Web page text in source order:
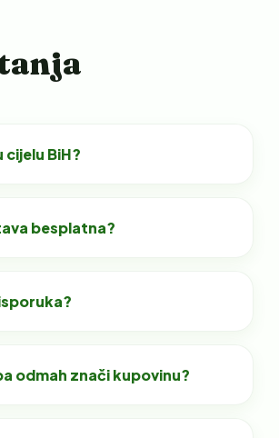
cijelu BiH?
besplatna?
odmah znači kupovinu?